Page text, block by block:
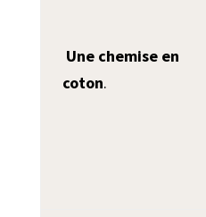
Une chemise en
coton.